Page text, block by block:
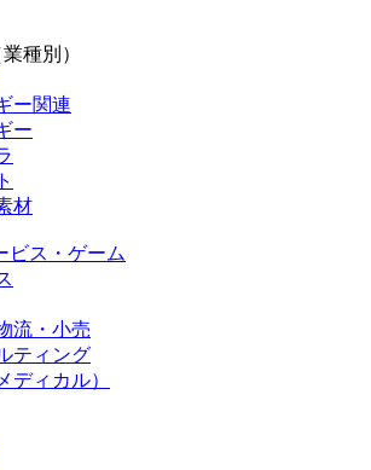
種別）
ー関連
ー
材
ビス・ゲーム
流・小売
ティング
ディカル）